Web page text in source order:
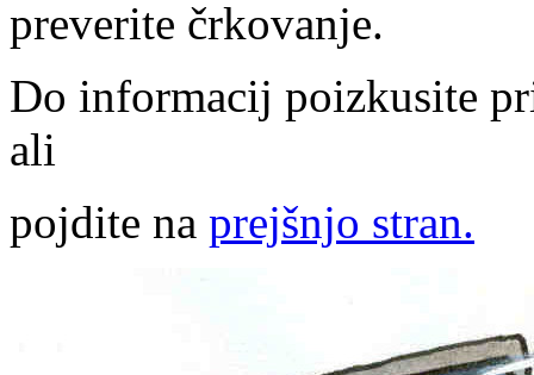
preverite črkovanje.
Do informacij poizkusite
ali
pojdite na prejšnjo stran.